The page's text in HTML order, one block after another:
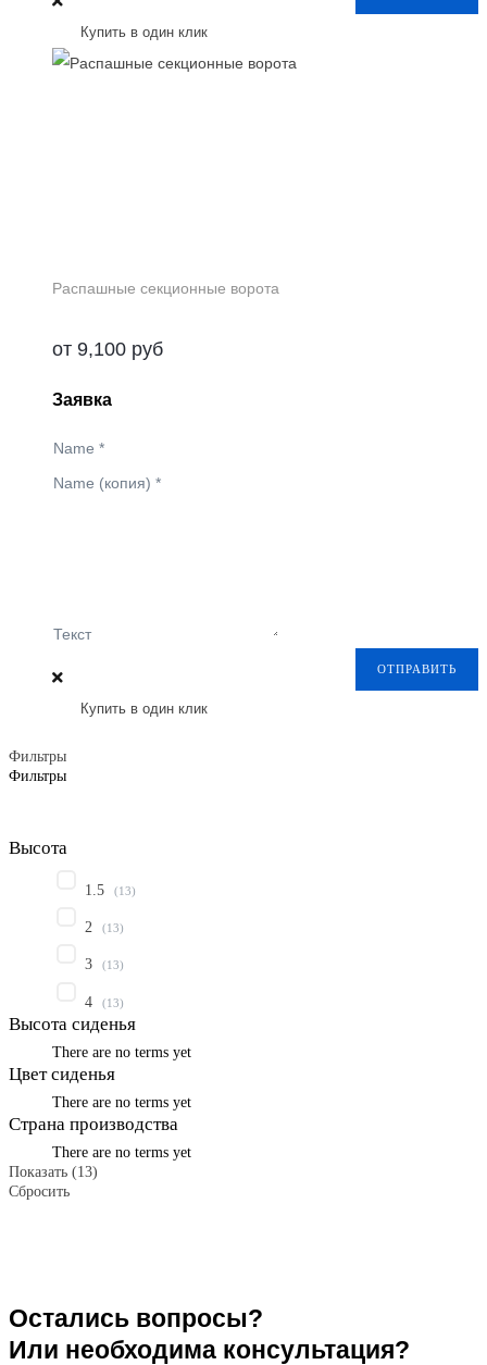
Фильтры
Фильтры
Высота
1.5 (13)
2 (13)
3 (13)
4 (13)
Высота сиденья
There are no terms yet
Цвет сиденья
There are no terms yet
Страна производства
There are no terms yet
Показать (13)
Сбросить
Купить в один клик
Распашные секционные ворота
от 9,100 руб
Заявка
Name *
Name (копия) *
Текст
ОТПРАВИТЬ
Купить в один клик
Остались вопросы?
Или необходима консультация?